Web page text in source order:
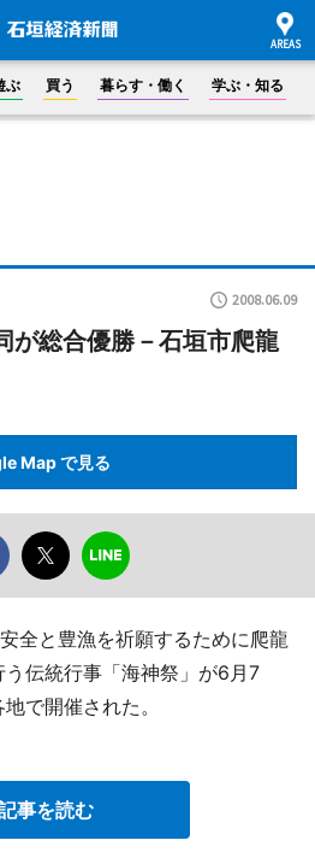
ぶ 買う 暮らす・働く 学ぶ・知る
2008.06.09
が総合優勝－石垣市爬龍
Map で見る
全と豊漁を祈願するために爬龍
伝統行事「海神祭」が6月7
で開催された。
事を読む